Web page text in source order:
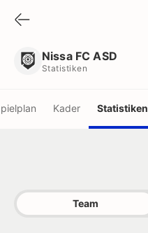
Nissa FC ASD
Statistiken
Kader Statistiken
Team